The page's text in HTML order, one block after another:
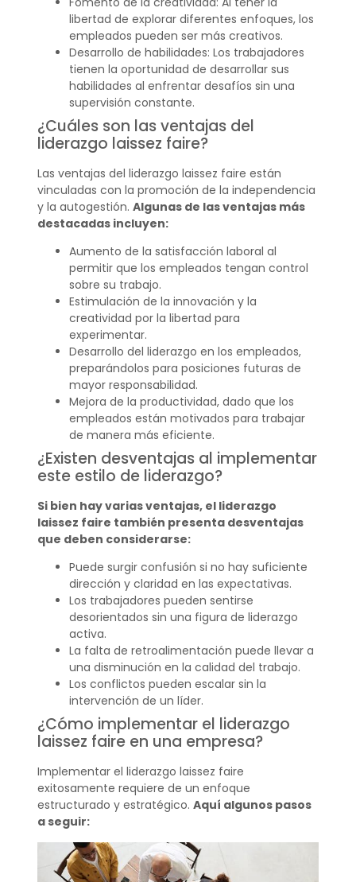
libertad de explorar diferentes enfoques, los
empleados pueden ser más creativos.
Desarrollo de habilidades: Los trabajadores
tienen la oportunidad de desarrollar sus
habilidades al enfrentar desafíos sin una
supervisión constante.
¿Cuáles son las ventajas del
liderazgo laissez faire?
Las ventajas del liderazgo laissez faire están
vinculadas con la promoción de la independencia
y la autogestión. Algunas de las ventajas más
destacadas incluyen:
Aumento de la satisfacción laboral al
permitir que los empleados tengan control
sobre su trabajo.
Estimulación de la innovación y la
creatividad por la libertad para
experimentar.
Desarrollo del liderazgo en los empleados,
preparándolos para posiciones futuras de
mayor responsabilidad.
Mejora de la productividad, dado que los
empleados están motivados para trabajar
de manera más eficiente.
¿Existen desventajas al implementar
este estilo de liderazgo?
Si bien hay varias ventajas, el liderazgo
laissez faire también presenta desventajas
que deben considerarse:
Puede surgir confusión si no hay suficiente
dirección y claridad en las expectativas.
Los trabajadores pueden sentirse
desorientados sin una figura de liderazgo
activa.
La falta de retroalimentación puede llevar a
una disminución en la calidad del trabajo.
Los conflictos pueden escalar sin la
intervención de un líder.
¿Cómo implementar el liderazgo
laissez faire en una empresa?
Implementar el liderazgo laissez faire
exitosamente requiere de un enfoque
estructurado y estratégico. Aquí algunos pasos
a seguir: